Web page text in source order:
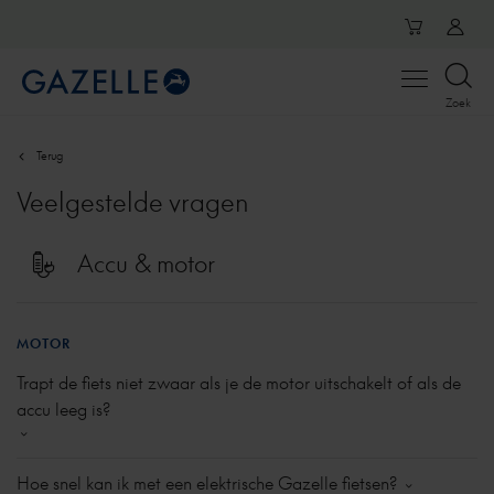
Open
Zoek
Terug
Veelgestelde vragen
Accu & motor
MOTOR
Trapt de fiets niet zwaar als je de motor uitschakelt of als de
accu leeg is?
Hoe snel kan ik met een elektrische Gazelle fietsen?